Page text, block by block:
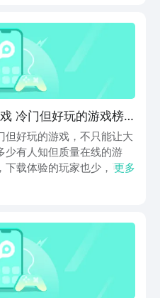
冷门但好玩的游戏榜
好玩的游戏，不只能让大
少有人知但质量在线的游
下载体验的玩家也少，可它
斗的类型，还是扮演类都
更多